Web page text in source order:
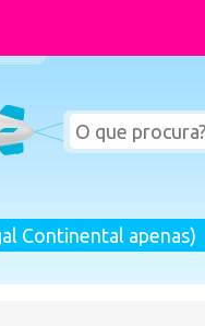
Continental apenas)